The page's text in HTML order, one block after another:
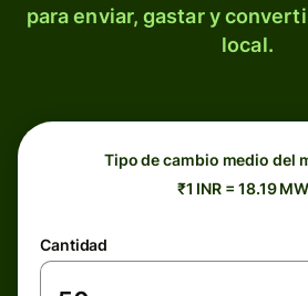
para enviar, gastar y
local.
Tipo de cambio medio del
₹1 INR = 18.19
Cantidad